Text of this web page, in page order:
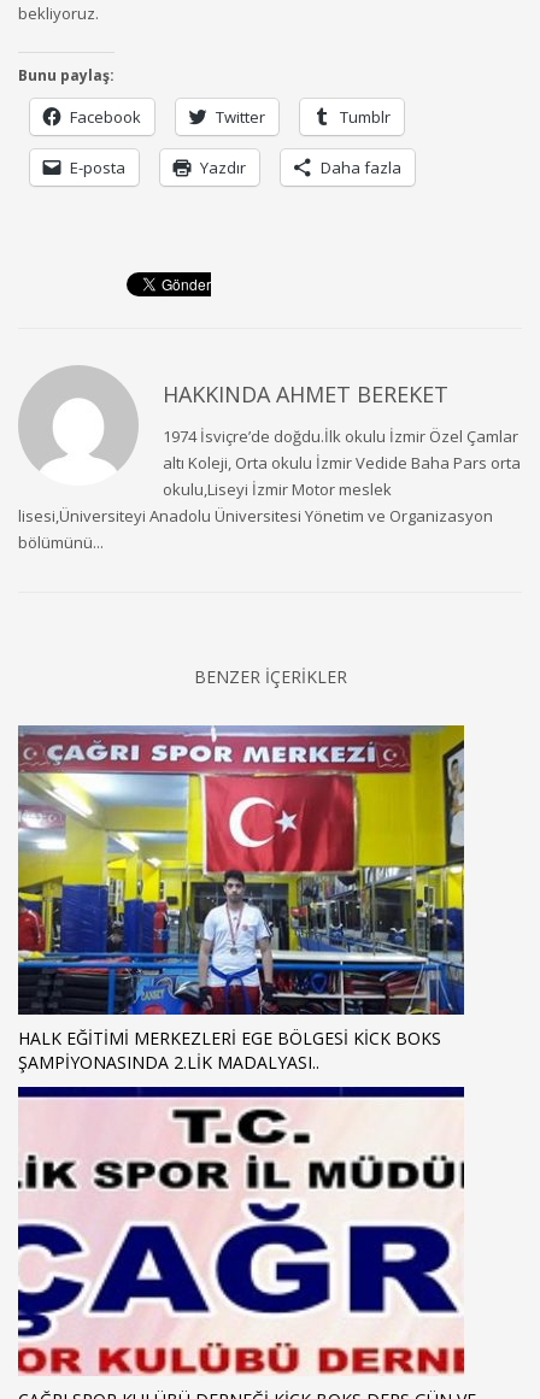
bekliyoruz.
Bunu paylaş:
Facebook Twitter Tumblr
E-posta Yazdır Daha fazla
HAKKINDA AHMET BEREKET
1974 İsviçre’de doğdu.İlk okulu İzmir Özel Çamlar
altı Koleji, Orta okulu İzmir Vedide Baha Pars orta
okulu,Liseyi İzmir Motor meslek
lisesi,Üniversiteyi Anadolu Üniversitesi Yönetim ve Organizasyon
bölümünü...
BENZER İÇERİKLER
HALK EĞİTİMİ MERKEZLERİ EGE BÖLGESİ KİCK BOKS
ŞAMPİYONASINDA 2.LİK MADALYASI..